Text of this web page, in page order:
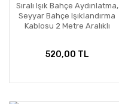
Sıralı Işık Bahçe Aydınlatma,
Seyyar Bahçe Işıklandırma
Kablosu 2 Metre Aralıklı
520,00 TL